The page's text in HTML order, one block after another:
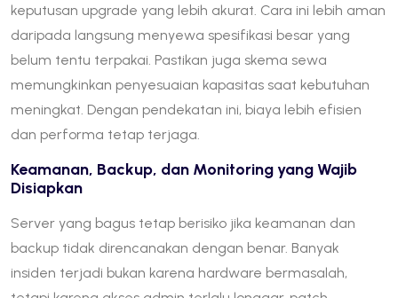
keputusan upgrade yang lebih akurat. Cara ini lebih aman
daripada langsung menyewa spesifikasi besar yang
belum tentu terpakai. Pastikan juga skema sewa
memungkinkan penyesuaian kapasitas saat kebutuhan
meningkat. Dengan pendekatan ini, biaya lebih efisien
dan performa tetap terjaga.
Keamanan, Backup, dan Monitoring yang Wajib
Disiapkan
Server yang bagus tetap berisiko jika keamanan dan
backup tidak direncanakan dengan benar. Banyak
insiden terjadi bukan karena hardware bermasalah,